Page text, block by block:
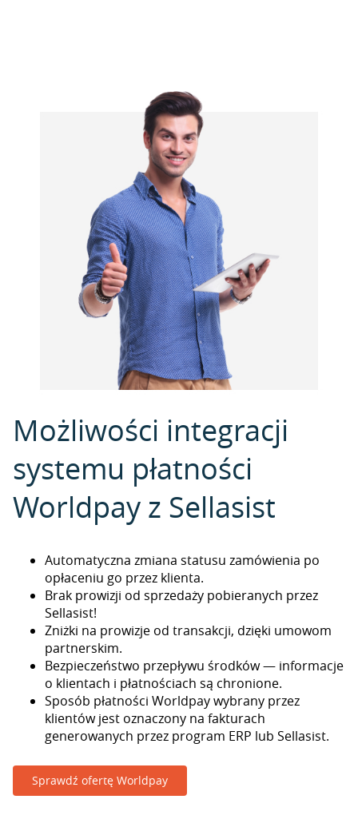
Możliwości integracji
systemu płatności
Worldpay z Sellasist
Automatyczna zmiana statusu zamówienia po
opłaceniu go przez klienta.
Brak prowizji od sprzedaży pobieranych przez
Sellasist!
Zniżki na prowizje od transakcji, dzięki umowom
partnerskim.
Bezpieczeństwo przepływu środków — informacje
o klientach i płatnościach są chronione.
Sposób płatności Worldpay wybrany przez
klientów jest oznaczony na fakturach
generowanych przez program ERP lub Sellasist.
Sprawdź ofertę Worldpay